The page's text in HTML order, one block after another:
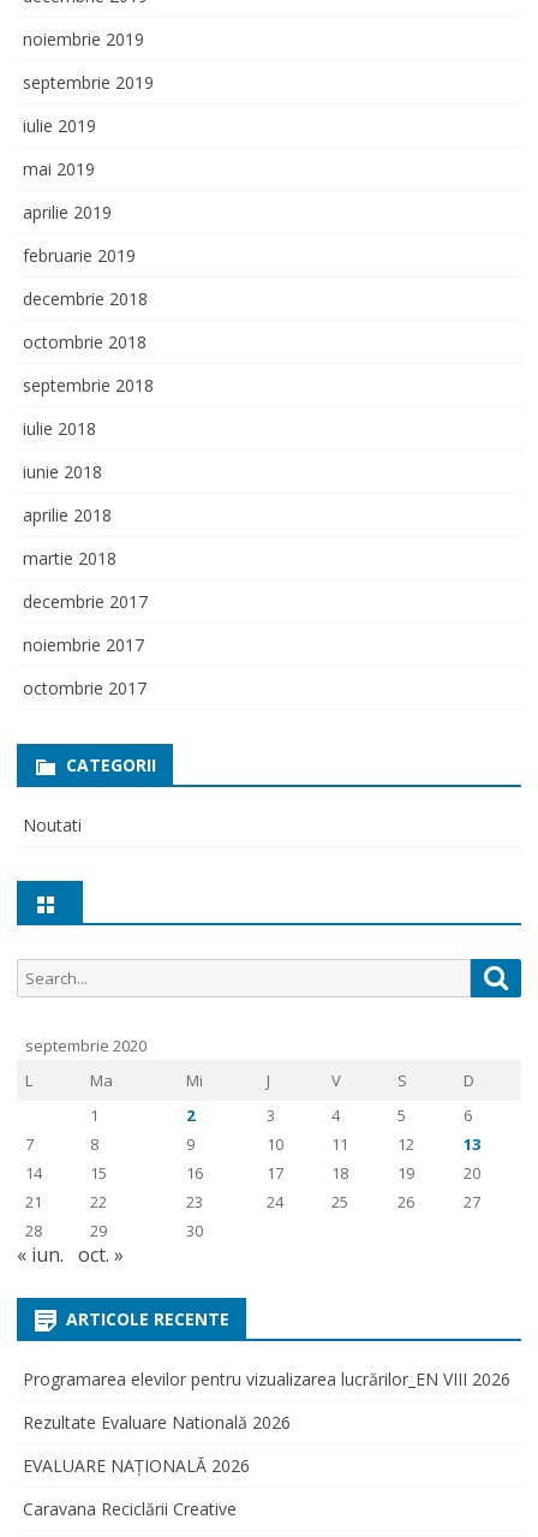
noiembrie 2019
septembrie 2019
iulie 2019
mai 2019
aprilie 2019
februarie 2019
decembrie 2018
octombrie 2018
septembrie 2018
iulie 2018
iunie 2018
aprilie 2018
martie 2018
decembrie 2017
noiembrie 2017
octombrie 2017
CATEGORII
Noutati
Search
for:
septembrie 2020
L
Ma Mi J V S
D
1
2 3 4 5
6
7
8 9 10 11 12
13
14
15 16 17 18 19
20
21
22 23 24 25 26
27
28
29 30
« iun. oct. »
ARTICOLE RECENTE
Programarea elevilor pentru vizualizarea lucrărilor_EN VIII 2026
Rezultate Evaluare Natională 2026
EVALUARE NAŢIONALĂ 2026
Caravana Reciclării Creative